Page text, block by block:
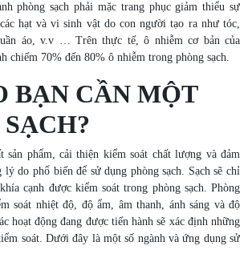
phòng sạch phải mặc trang phục giảm thiểu sự
hạt và vi sinh vật do con người tạo ra như tóc,
áo, v.v … Trên thực tế, ô nhiễm cơ bản của
chiếm 70% đến 80% ô nhiễm trong phòng sạch.
BẠN CẦN MỘT
sản phẩm, cải thiện kiểm soát chất lượng và đảm
lý do phổ biến để sử dụng phòng sạch. Sạch sẽ chỉ
cạnh được kiểm soát trong phòng sạch. Phòng
soát nhiệt độ, độ ẩm, âm thanh, ánh sáng và độ
hoạt động đang được tiến hành sẽ xác định những
soát. Dưới đây là một số ngành và ứng dụng sử